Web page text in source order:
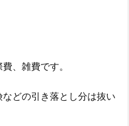
、雑費です。
などの引き落とし分は抜い